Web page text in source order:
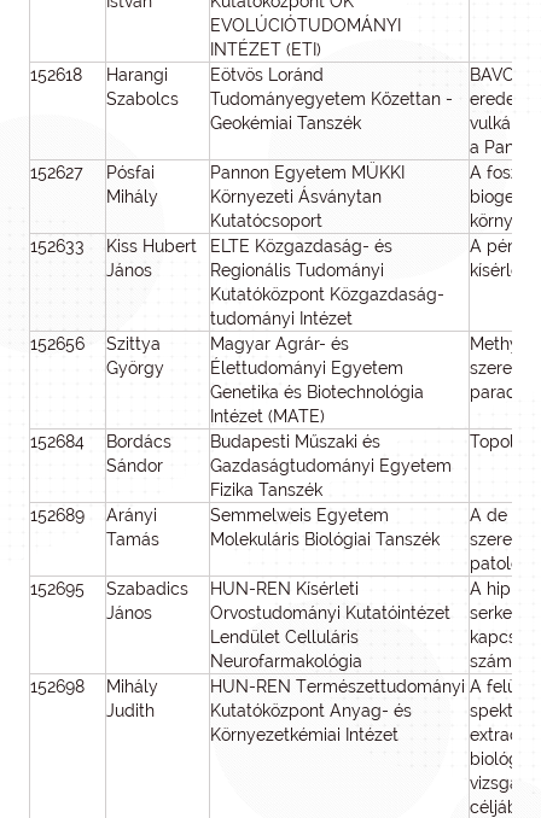
EVOLÚCIÓTUDOMÁNYI
INTÉZET (ETI)
152618
Harangi
Szabolcs
Eötvös Loránd
Tudományegyetem Kőzettan -
Geokémiai Tanszék
eredete
a
152627
Pósfai
Mihály
Pannon Egyetem MÜKKI
Környezeti Ásványtan
Kutatócsoport
A
152633
Kiss Hubert
János
ELTE Közgazdaság- és
Regionális Tudományi
Kutatóközpont Közgazdaság-
tudományi Intézet
A
152656
Szittya
György
Magyar Agrár- és
Élettudományi Egyetem
Genetika és Biotechnológia
Intézet (MATE)
Methyl
152684
Bordács
Sándor
Budapesti Műszaki és
Gazdaságtudományi Egyetem
Fizika Tanszék
152689
Arányi
Tamás
Semmelweis Egyetem
Molekuláris Biológiai Tanszék
A de
szerepe
152695
Szabadics
János
HUN-REN Kísérleti
Orvostudományi Kutatóintézet
Lendület Celluláris
Neurofarmakológia
A
152698
Mihály
Judith
HUN-REN Természettudományi
Kutatóközpont Anyag- és
Környezetkémiai Intézet
A
biológiai
céljából